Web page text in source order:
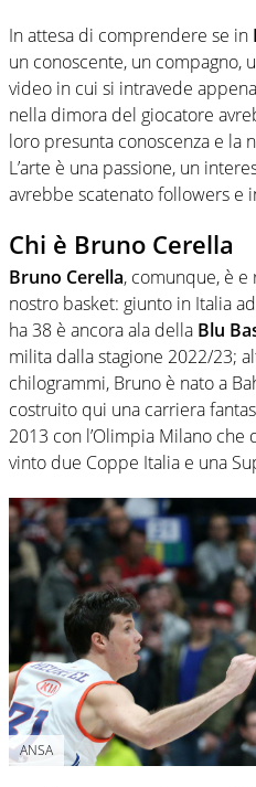
In attesa di comprendere se in
un conoscente, un compagno,
video in cui si intravede
nella dimora del giocatore
loro presunta conoscenza e la
L’arte è una passione, un
avrebbe scatenato followers e
Chi è Bruno Cerella
Bruno Cerella, comunque, è
nostro basket: giunto in Italia
ha 38 è ancora ala della Blu
milita dalla stagione 2022/23;
chilogrammi, Bruno è nato a
costruito qui una carriera
2013 con l’Olimpia Milano che
vinto due Coppe Italia e una
ANSA